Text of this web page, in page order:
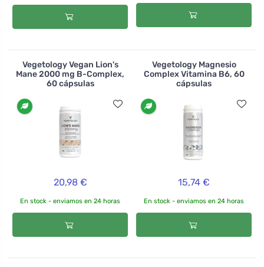
Vegetology Vegan Lion's
Mane 2000 mg B-Complex,
60 cápsulas
20,98 €
En stock - enviamos en 24 horas
Vegetology Magnesio
Complex Vitamina B6, 60
cápsulas
15,74 €
En stock - enviamos en 24 horas